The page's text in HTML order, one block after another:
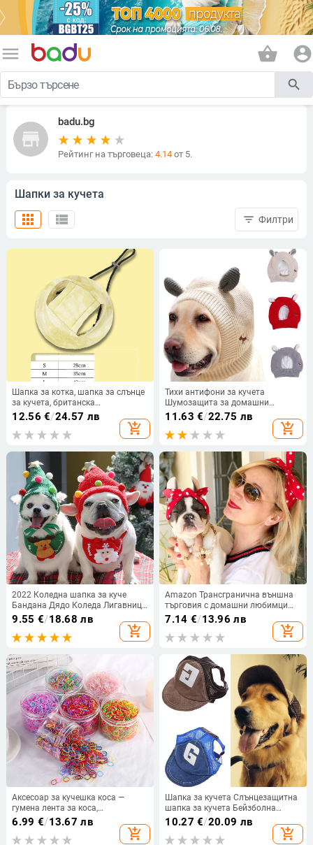
menu shopping_basket account_circle
search
store
badu.bg
Рейтинг на търговеца: 4.14от 5.
Шапки за кучета
view_list
apps filter_list Филтри
Шапка за котка, шапка за слънце
за кучета, британска
късокосместа шапка със
сребрист оттенък, която показва
ушите, шапка за рибар за
12.56 €/24.57 лв
add_shopping_cart
Тихи антифони за кучета
Шумозащита за домашни
любимци Калъфи за уши
Плетена шапка Облекчаване на
тревожността Зимни топли
кучета Ново
11.63 €/22.75 лв
add_shopping_cart
2022 Коледна шапка за куче
Бандана Дядо Коледа Лигавници
Шал Зимен сладък костюм за
косплей Облекло за Чихуахуа
Йорк Статии за домашни
9.55 €/18.68 лв
add_shopping_cart
Amazon Трансгранична външна
търговия с домашни любимци
Шапки на едро Куче Сладка
щампована еластична лента за
глава Master Headband Pair
7.14 €/13.96 лв
add_shopping_cart
Аксесоар за кучешка коса —
гумена лента за коса,
универсално приложение, марка
Xinyan Beibei, стил Япония и
Корея
6.99 €/13.67 лв
add_shopping_cart
Шапка за кучета Слънцезащитна
шапка за кучета Бейзболна
шапка Спортна шапка на
открито с отвори за уши
Регулируема шапка за домашни
10.27 €/20.09 лв
add_shopping_cart